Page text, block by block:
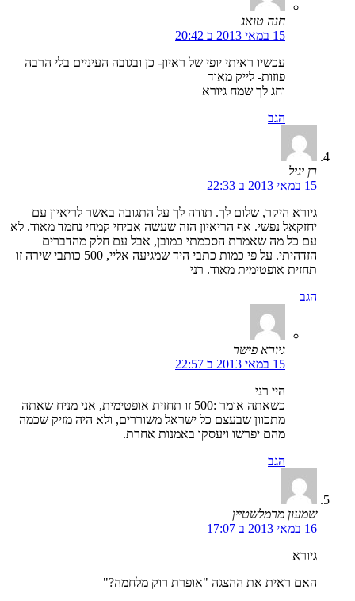
חנה טואג
15 במאי 2013 ב 20:42
עכשיו ראיתי יופי של ראיון- כן ובגובה העיניים בלי הרבה
פוזות- לייק מאוד
וחג לך שמח גיורא
הגב
רן יגיל
15 במאי 2013 ב 22:33
גיורא היקר, שלום לך. תודה לך על התגובה באשר לריאיון עם
יחזקאל נפשי. אף הריאיון הזה שעשה אביחי קמחי נחמד מאוד. לא
עם כל מה שאמרת הסכמתי כמובן, אבל עם חלק מהדברים
הזדהיתי. על פי כמות כתבי היד שמגיעה אליי, 500 כותבי שירה זו
תחזית אופטימית מאוד. רני
הגב
גיורא פישר
15 במאי 2013 ב 22:57
היי רני
כשאתה אומר :500 זו תחזית אופטימית, אני מניח שאתה
מתכוון שבעצם כל ישראל משוררים, ולא היה מזיק שכמה
מהם יפרשו ויעסקו באמנות אחרת.
הגב
שמעון מרמלשטיין
16 במאי 2013 ב 17:07
גיורא
האם ראית את ההצגה "אופרת רוק מלחמה?"